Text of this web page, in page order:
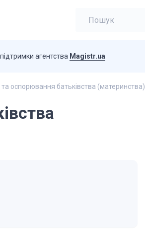
агентства Magistr.ua
оспорювання батьківства (материнства)